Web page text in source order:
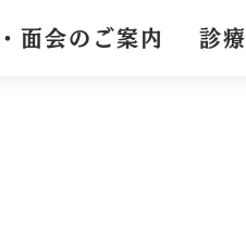
面会のご案内 診